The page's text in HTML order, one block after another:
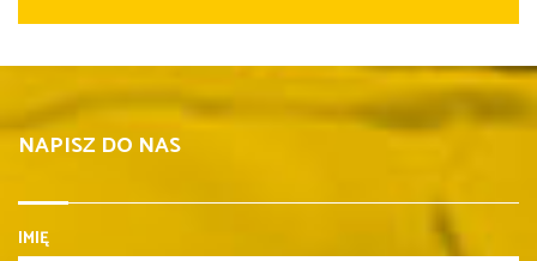
NAPISZ DO NAS
IMIĘ